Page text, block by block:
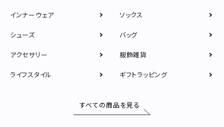
インナーウェア ソックス
シューズ バッグ
アクセサリー 服飾雑貨
ライフスタイル ギフトラッピング
すべての商品を見る